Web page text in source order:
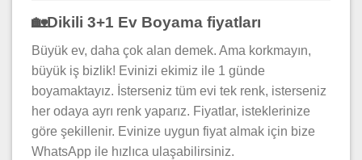
🏡Dikili 3+1 Ev Boyama fiyatları
Büyük ev, daha çok alan demek. Ama korkmayın,
büyük iş bizlik! Evinizi ekimiz ile 1 günde
boyamaktayız. İsterseniz tüm evi tek renk, isterseniz
her odaya ayrı renk yaparız. Fiyatlar, isteklerinize
göre şekillenir. Evinize uygun fiyat almak için bize
WhatsApp ile hızlıca ulaşabilirsiniz.